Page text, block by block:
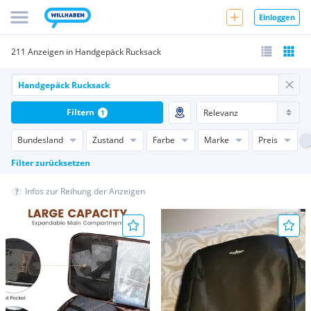
Einloggen
211 Anzeigen in Handgepäck Rucksack
Bundesland Zustand Farbe Marke
Preis
Filter zurücksetzen
Filtern 1
Infos zur Reihung der Anzeigen